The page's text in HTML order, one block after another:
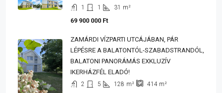
1 1 31 m²
69 900 000 Ft
ZAMÁRDI VÍZPARTI UTCÁJÁBAN, PÁR
LÉPÉSRE A BALATONTÓL-SZABADSTRANDÓL,
BALATONI PANORÁMÁS EXKLUZÍV
IKERHÁZFÉL ELADÓ!
2 5 128 m² 414 m²